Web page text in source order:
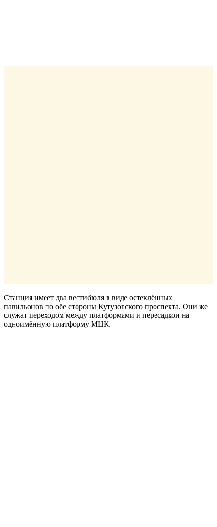
Станция имеет два вестибюля в виде остеклённых
павильонов по обе стороны Кутузовского проспекта. Они же
служат переходом между платформами и пересадкой на
одноимённую платформу МЦК.